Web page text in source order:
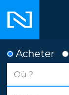
Acheter